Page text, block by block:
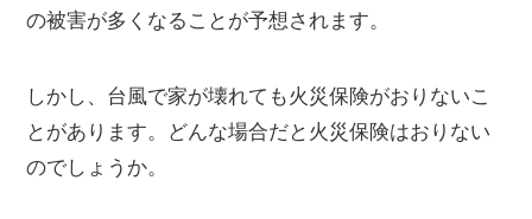
の被害が多くなることが予想されます。
しかし、台風で家が壊れても火災保険がおりないこ
とがあります。どんな場合だと火災保険はおりない
のでしょうか。